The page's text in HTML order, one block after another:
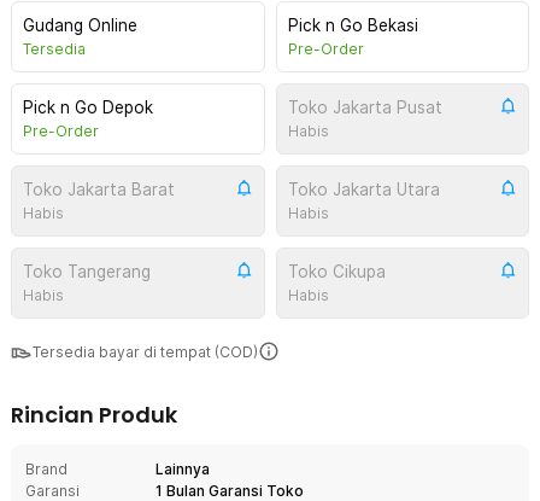
Gudang Online
Tersedia
Pick n Go Bekasi
Pre-Order
Pick n Go Depok
Pre-Order
Toko Jakarta Pusat
Habis
Toko Jakarta Barat
Habis
Toko Jakarta Utara
Habis
Toko Tangerang
Habis
Toko Cikupa
Habis
Tersedia bayar di tempat (COD)
Rincian Produk
Brand
Lainnya
Garansi
1 Bulan Garansi Toko